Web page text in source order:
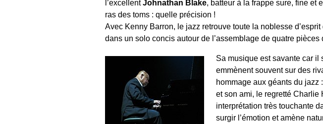
l’excellentJohnathan Blake, batteur à la frappe sure, fine et
ras des toms : quelle précision !
Avec Kenny Barron, le jazz retrouve toute la noblesse
dans un solo concis autour de l’assemblage de quatre pièces
Sa musique est savante car
emmènent souvent sur des
hommage aux géants du
et son ami, le regretté Charlie
interprétation très touchante
surgir l’émotion et amène